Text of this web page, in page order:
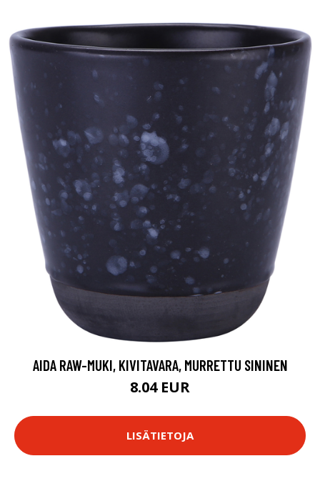
AIDA RAW-MUKI, KIVITAVARA, MURRETTU SININEN
8.04 EUR
LISÄTIETOJA